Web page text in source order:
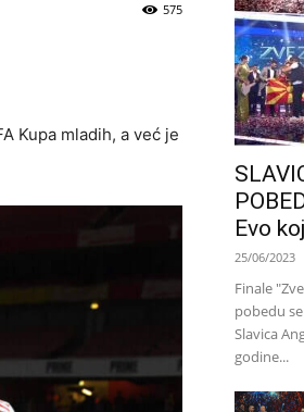
575
Kupa mladih, a već je
Evo
25/06/2023
Finale
pobedu
Slavica
godine...